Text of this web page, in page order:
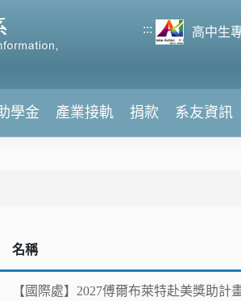
:::
高中生
學金 產業接軌 捐款 系友資訊
名稱
【國際處】2027傅爾布萊特赴美獎助計